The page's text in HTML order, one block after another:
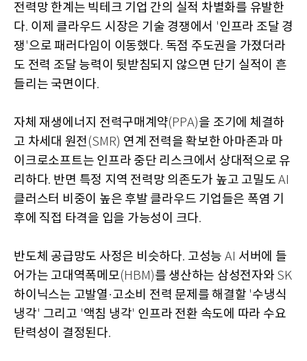
전력망 한계는 빅테크 기업 간의 실적 차별화를 유발한
다. 이제 클라우드 시장은 기술 경쟁에서 '인프라 조달 경
쟁 '으로 패러다임이 이동했다. 독점 주도권을 가졌더라
도 전력 조달 능력이 뒷받침되지 않으면 단기 실적이 흔
들리는 국면이다.
자체 재생에너지 전력구매계약(PPA)을 조기에 체결하
고 차세대 원전 (SMR) 연계 전력을 확보한 아마존과 마
이크로소프트는 인프라 중단 리스크에서 상대적으로 유
리하다. 반면 특정 지역 전력망 의존도가 높고 고밀도 AI
클러스터 비중이 높은 후발 클라우드 기업들은 폭염 기
후에 직접 타격을 입을 가능성이 크다.
반도체 공급망도 사정은 비슷하다. 고성능 AI 서버에 들
어가는 고대역폭메모(HBM)를 생산하는 삼성전자와 SK
하이닉스는 고발열 ·고소비 전력 문제를 해결할 '수냉식
냉각' 그리고 '액침 냉각' 인프라 전환 속도에 따라 수요
탄력성이 결정된다.